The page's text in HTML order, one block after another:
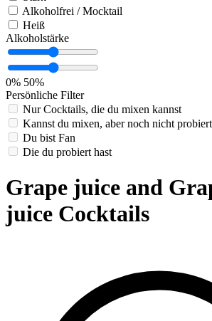
Alkoholfrei / Mocktail
Heiß
Alkoholstärke
0% 50%
Persönliche Filter
Nur Cocktails, die du mixen kannst
Kannst du mixen, aber noch nicht probiert
Du bist Fan
Die du probiert hast
Grape juice and
juice Cocktails